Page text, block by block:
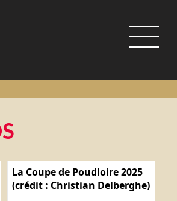
La Coupe de Poudloire 2025
(crédit : Christian Delberghe)